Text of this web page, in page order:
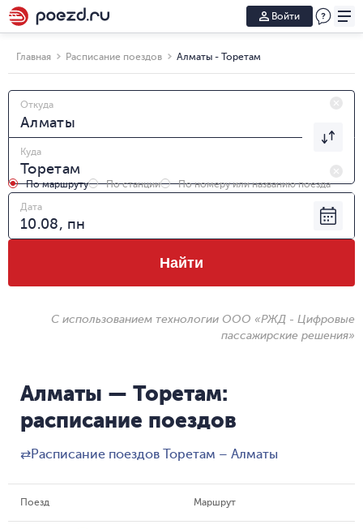
Войти
Главная Расписание поездов Алматы - Торетам
Откуда
Куда
По маршруту По станции
По номеру или названию поезда
Дата
Найти
С использованием технологии ООО «РЖД - Цифровые
пассажирские решения»
Алматы — Торетам:
расписание поездов
⇄Расписание поездов Торетам – Алматы
Поезд Маршрут